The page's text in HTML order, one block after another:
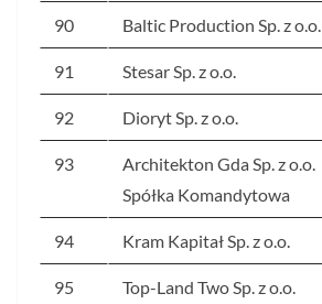
90 Baltic Production Sp. z o.o.
91 Stesar Sp. z o.o.
92 Dioryt Sp. z o.o.
93
Architekton Gda Sp. z o.o.
Spółka Komandytowa
94 Kram Kapitał Sp. z o.o.
95 Top-Land Two Sp. z o.o.